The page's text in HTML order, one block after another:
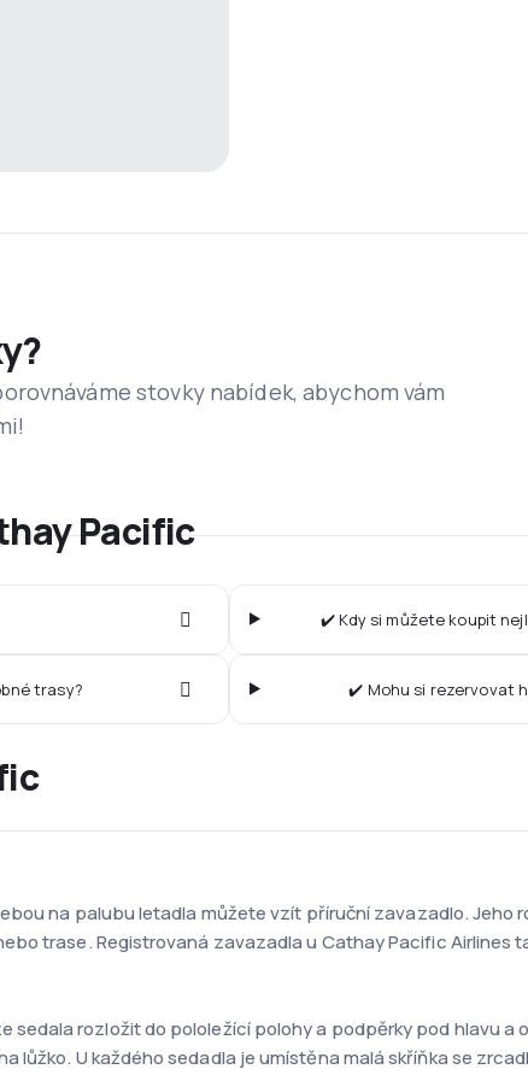
stovky nabídek, abychom vám
Pacific
✔️ Kdy si můžete koupit
trasy? ✔️ Mohu si rezervovat
na palubu letadla můžete vzít příruční zavazadlo.
trase. Registrovaná zavazadla u Cathay Pacific Airlines
sedala rozložit do pololežící polohy a podpěrky pod hlavu
lůžko. U každého sedadla je umístěna malá skříňka se